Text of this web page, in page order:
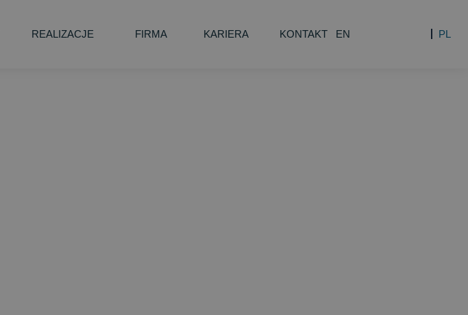
REALIZACJE FIRMA KARIERA KONTAKT EN PL